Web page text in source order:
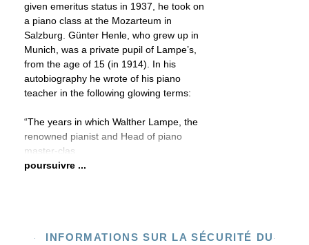
given emeritus status in 1937, he took on
a piano class at the Mozarteum in
Salzburg. Günter Henle, who grew up in
Munich, was a private pupil of Lampe’s,
from the age of 15 (in 1914). In his
autobiography he wrote of his piano
teacher in the following glowing terms:
“The years in which Walther Lampe, the
renowned pianist and Head of piano
master-clas
poursuivre ...
INFORMATIONS SUR LA SÉCURITÉ DU